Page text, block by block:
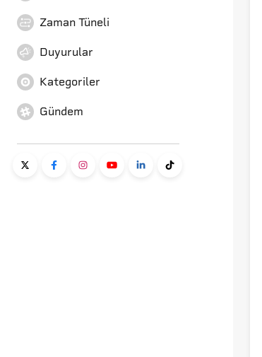
Zaman Tüneli
Duyurular
Kategoriler
Gündem